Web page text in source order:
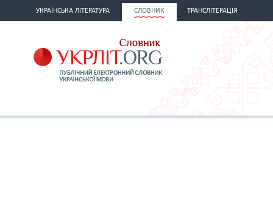
УКРАЇНСЬКА ЛІТЕРАТУРА СЛОВНИК ТРАНСЛІТЕРАЦІЯ